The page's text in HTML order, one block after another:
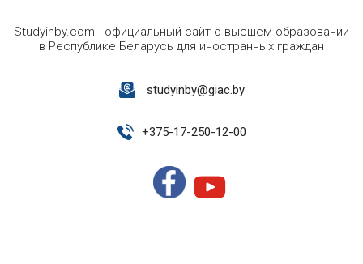
Studyinby.com - официальный сайт о высшем образовании
в Республике Беларусь для иностранных граждан
studyinby@giac.by
+375-17-250-12-00